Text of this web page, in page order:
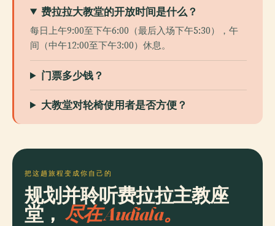
费拉拉大教堂的开放时间是什么？
每日上午9:00至下午6:00（最后入场下午5:30），午
间（中午12:00至下午3:00）休息。
门票多少钱？
大教堂对轮椅使用者是否方便？
把这趟旅程变成你自己的
规划并聆听费拉拉主教座
堂， 尽在 Audiala。